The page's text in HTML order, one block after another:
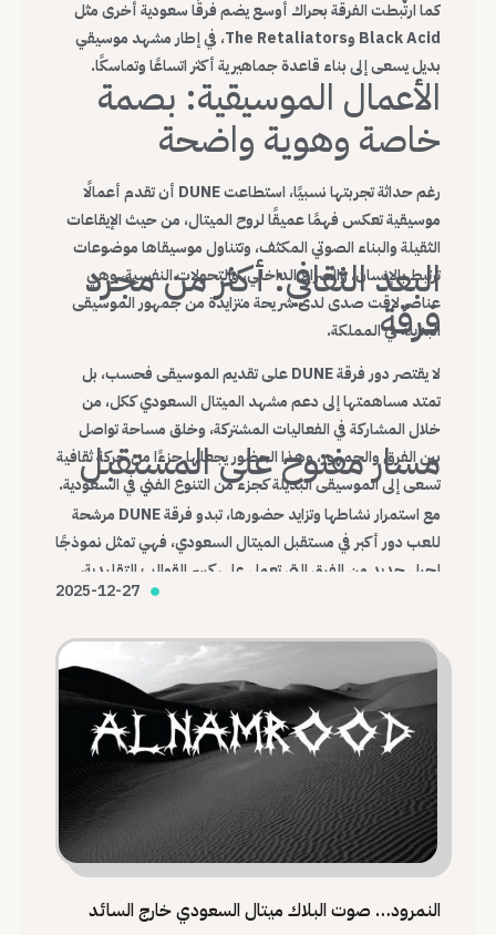
كما ارتبطت الفرقة بحراك أوسع يضم فرقًا سعودية أخرى مثل
Black Acid وThe Retaliators، في إطار مشهد موسيقي
بديل يسعى إلى بناء قاعدة جماهيرية أكثر اتساعًا وتماسكًا.
الأعمال الموسيقية: بصمة
خاصة وهوية واضحة
رغم حداثة تجربتها نسبيًا، استطاعت DUNE أن تقدم أعمالًا
موسيقية تعكس فهمًا عميقًا لروح الميتال، من حيث الإيقاعات
الثقيلة والبناء الصوتي المكثف، وتتناول موسيقاها موضوعات
ترتبط بالإنسان، والصراع الداخلي، والتحولات النفسية، وهي
عناصر لاقت صدى لدى شريحة متزايدة من جمهور الموسيقى
البديلة في المملكة.
البعد الثقافي: أكثر من مجرد
فرقة
لا يقتصر دور فرقة DUNE على تقديم الموسيقى فحسب، بل
تمتد مساهمتها إلى دعم مشهد الميتال السعودي ككل، من
خلال المشاركة في الفعاليات المشتركة، وخلق مساحة تواصل
بين الفرق والجمهور، وهذا الحضور يجعلها جزءًا من حركة ثقافية
تسعى إلى الموسيقى البديلة كجزء من التنوع الفني في السعودية.
مسار مفتوح على المستقبل
مع استمرار نشاطها وتزايد حضورها، تبدو فرقة DUNE مرشحة
للعب دور أكبر في مستقبل الميتال السعودي، فهي تمثل نموذجًا
لجيل جديد من الفرق التي تعمل على كسر القوالب التقليدية،
وبناء هوية موسيقية محلية قادرة على التواصل مع العالم.
2025-12-27
النمرود… صوت البلاك ميتال السعودي خارج السائد